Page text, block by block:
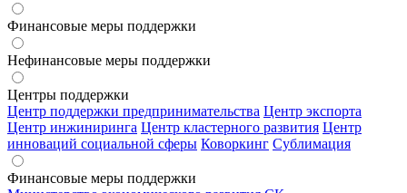
Финансовые меры поддержки
Нефинансовые меры поддержки
Центры поддержки
Центр поддержки предпринимательства Центр экспорта
Центр инжиниринга Центр кластерного развития Центр
инноваций социальной сферы Коворкинг Сублимация
Финансовые меры поддержки